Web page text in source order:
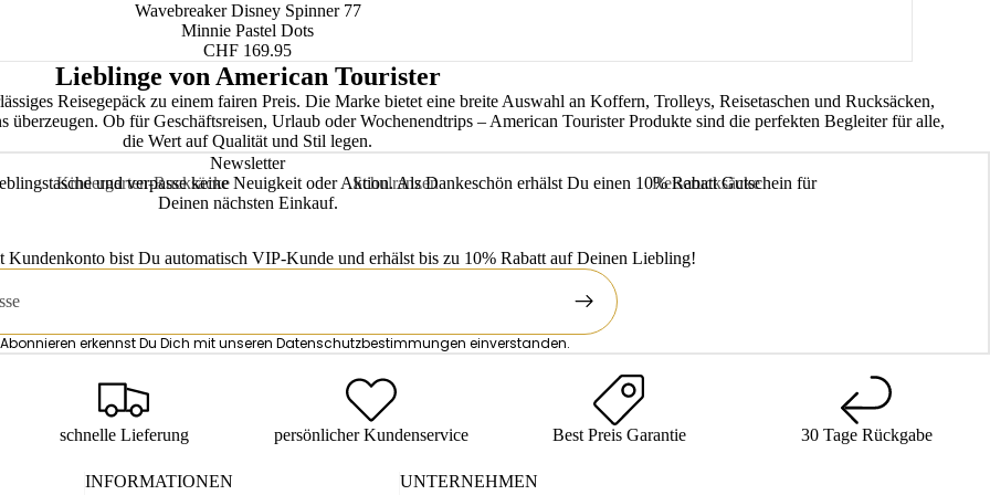
Kindergarten-Rucksäcke
Kindergartenrucksäcke Jungen
Schulranzen
Schulranzen weiterführende
Reiserucksäcke
Wavebreaker Disney Spinner 77
Minnie Pastel Dots
CHF 169.95
Lieblinge von American Tourister
Reisegepäck zu einem fairen Preis. Die Marke bietet eine breite Auswahl an Koffern, Trolleys, Reisetaschen und Rucksäcken,
Ob für Geschäftsreisen, Urlaub oder Wochenendtrips – American Tourister Produkte sind die perfekten Begleiter für alle,
die Wert auf Qualität und Stil legen.
Newsletter
und verpasse keine Neuigkeit oder Aktion. Als Dankeschön erhälst Du einen 10% Rabatt Gutschein für
Deinen nächsten Einkauf.
bist Du automatisch VIP-Kunde und erhälst bis zu 10% Rabatt auf Deinen Liebling!
erkennst Du Dich mit unseren Datenschutzbestimmungen einverstanden.
schnelle Lieferung persönlicher Kundenservice Best Preis Garantie 30 Tage Rückgabe
INFORMATIONEN
UNTERNEHMEN